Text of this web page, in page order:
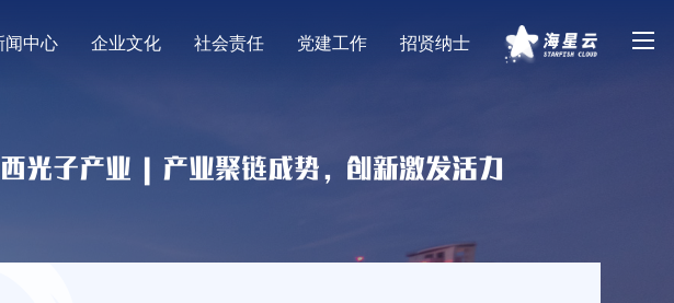
闻中心 企业文化 社会责任 党建工作 招贤纳士
光子产业 | 产业聚链成势，创新激发活力